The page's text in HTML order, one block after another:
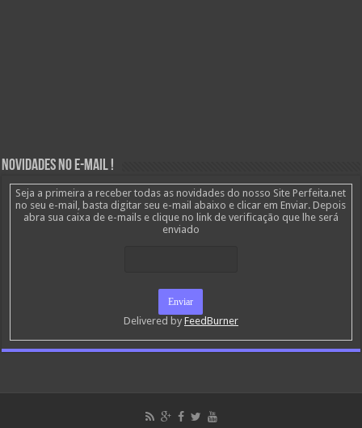
Novidades no E-mail !
Seja a primeira a receber todas as novidades do nosso Site Perfeita.net
no seu e-mail, basta digitar seu e-mail abaixo e clicar em Enviar. Depois
abra sua caixa de e-mails e clique no link de verificação que lhe será
enviado
Delivered by FeedBurner